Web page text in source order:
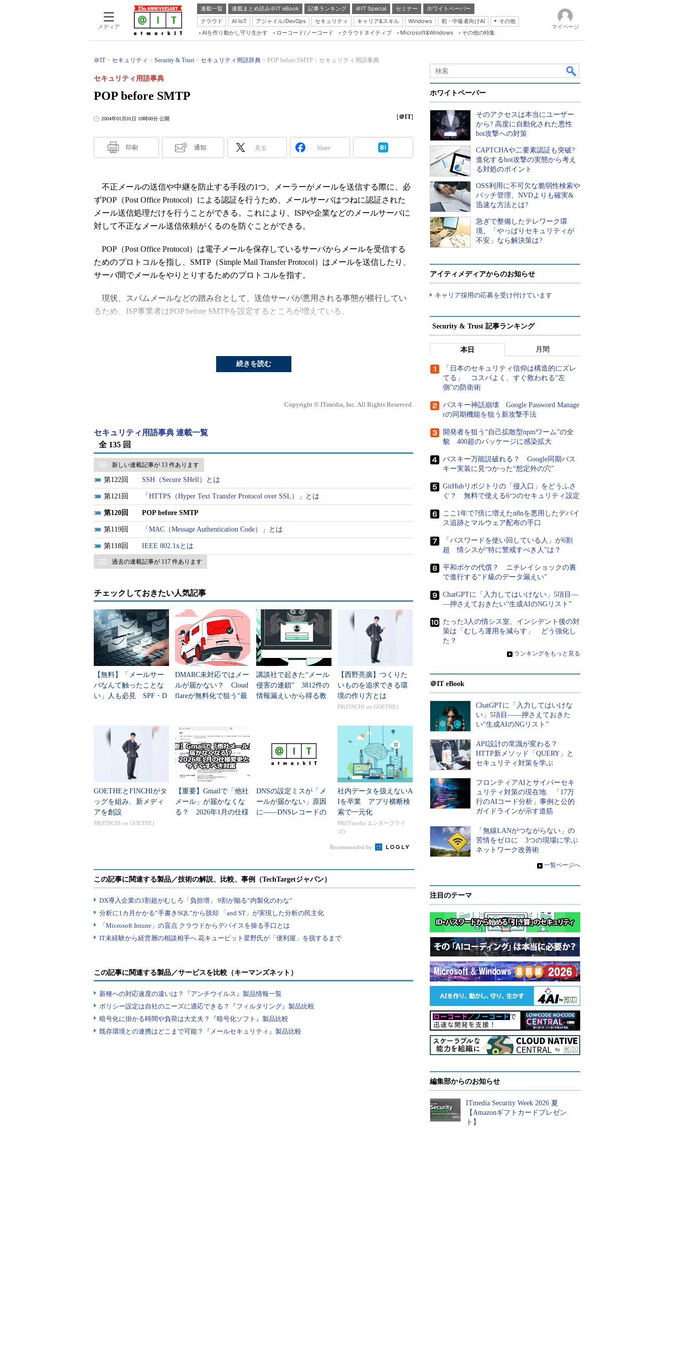
メディア
連載一覧 連載まとめ読み＠IT eBook 記事ランキング ＠IT Special セミナー
ホワイトペーパー
クラウド
AI IoT アジャイル/DevOps セキュリティ キャリア&スキル Windows 初・中級者向けAI
その他
Server & Storage
Database Expert
Master of IP Network
Security & Trust
Test & Tools
Insider.NET
ブログ
AIを作り動かし守り生かす ローコード/ノーコード クラウドネイティブ Microsoft&Windows その他の特集
マイページ
＠IT セキュリティ Security & Trust セキュリティ用語辞典 POP before SMTP：セキュリティ用語事典
POP before SMTP
セキュリティ用語事典
2004年01月01日 10時00分 公開 [＠IT]
印刷 通知 見る Share
不正メールの送信や中継を防止する手段の1つ。メーラーがメールを送信する際に、必
ずPOP（Post Office Protocol）による認証を行うため、メールサーバはつねに認証された
メール送信処理だけを行うことができる。これにより、ISPや企業などのメールサーバに
対して不正なメール送信依頼がくるのを防ぐことができる。
POP（Post Office Protocol）は電子メールを保存しているサーバからメールを受信する
ためのプロトコルを指し、SMTP（Simple Mail Transfer Protocol）はメールを送信したり、
サーバ間でメールをやりとりするためのプロトコルを指す。
現状、スパムメールなどの踏み台として、送信サーバが悪用される事態が横行してい
るため、ISP事業者はPOP before SMTPを設定するところが増えている。
できない点が不便になる。特にモバイル機器には、いまだにそのような設定がハードウ
ェア上にて制限されていることがあり、利用に当たっては注意が必要だ。
ない仕組みのため、大量にメールがたまっている場合や毎回多数のメールを受け取るよ
関連用語
■HTTPS
■ssh（Secure Shell）
続きを読む
Copyright © ITmedia, Inc. All Rights Reserved.
セキュリティ用語事典 連載一覧
全 135 回
新しい連載記事が 13 件あります
122 SSH（Secure SHell）とは
121 「HTTPS（Hyper Text Transfer Protocol over SSL）」とは
120 POP before SMTP
119 「MAC（Message Authentication Code）」とは
118 IEEE 802.1xとは
過去の連載記事が 117 件あります
チェックしておきたい人気記事
【無料】「メールサー
バなんて触ったことな
い」人も必見 SPF・D
DMARC未対応ではメー
ルが届かない？ Cloud
flareが無料化で狙う“最
講談社で起きた“メール
侵害の連鎖” 3812件の
情報漏えいから得る教
【西野亮廣】つくりた
いものを追求できる環
境の作り方とは
PR(FINCHI on GOETHE)
GOETHEとFINCHIがタ
ッグを組み、新メディ
アを創設
PR(FINCHI on GOETHE)
【重要】Gmailで「他社
メール」が届かなくな
る？ 2026年1月の仕様
DNSの設定ミスが「メ
ールが届かない」原因
に――DNSレコードの
社内データを扱えないA
Iを卒業 アプリ横断検
索で一元化
PR(ITmedia エンタープライ
ズ)
Recommended by
この記事に関連する製品／サービスを比較（キーマンズネット）
新種への対応速度の違いは？『アンチウイルス』製品情報一覧
ポリシー設定は自社のニーズに適応できる？『フィルタリング』製品比較
暗号化に掛かる時間や負荷は大丈夫？『暗号化ソフト』製品比較
既存環境との連携はどこまで可能？『メールセキュリティ』製品比較
ホワイトペーパー
そのアクセスは本当にユーザー
から? 高度に自動化された悪性
bot攻撃への対策
CAPTCHAや二要素認証も突破?
進化するbot攻撃の実態から考え
る対処のポイント
OSS利用に不可欠な脆弱性検索や
パッチ管理、NVDよりも確実&
迅速な方法とは?
急ぎで整備したテレワーク環
境、「やっぱりセキュリティが
不安」なら解決策は?
アイティメディアからのお知らせ
キャリア採用の応募を受け付けています
Security & Trust 記事ランキング
本日 月間
「日本のセキュリティ信仰は構造的にズレ
てる」 コスパよく、すぐ救われる“左
側”の防衛術
パスキー神話崩壊 Google Password Manage
rの同期機能を狙う新攻撃手法
開発者を狙う“自己拡散型npmワーム”の全
貌 400超のパッケージに感染拡大
パスキー万能説破れる？ Google同期パス
キー実装に見つかった“想定外の穴”
GitHubリポジトリの「侵入口」をどうふさ
ぐ？ 無料で使える6つのセキュリティ設定
ここ1年で7倍に増えたn8nを悪用したデバイ
ス追跡とマルウェア配布の手口
「パスワードを使い回している人」が6割
超 情シスが“特に警戒すべき人”は？
平和ボケの代償？ ニチレイショックの裏
で進行する“ド級のデータ漏えい”
ChatGPTに「入力してはいけない」5項目―
―押さえておきたい“生成AIのNGリスト”
たった3人の情シス室、インシデント後の対
策は「むしろ運用を減らす」 どう強化し
た？
» ランキングをもっと見る
＠IT eBook
ChatGPTに「入力してはいけな
い」5項目――押さえておきた
い“生成AIのNGリスト”
API設計の常識が変わる？
HTTP新メソッド「QUERY」と
セキュリティ対策を学ぶ
フロンティアAIとサイバーセキ
ュリティ対策の現在地 「17万
行のAIコード分析」事例と公的
ガイドラインが示す道筋
「無線LANがつながらない」の
苦情をゼロに 3つの現場に学ぶ
ネットワーク改善術
» 一覧ページへ
注目のテーマ
編集部からのお知らせ
ITmedia Security Week 2026 夏
【Amazonギフトカードプレゼン
ト】